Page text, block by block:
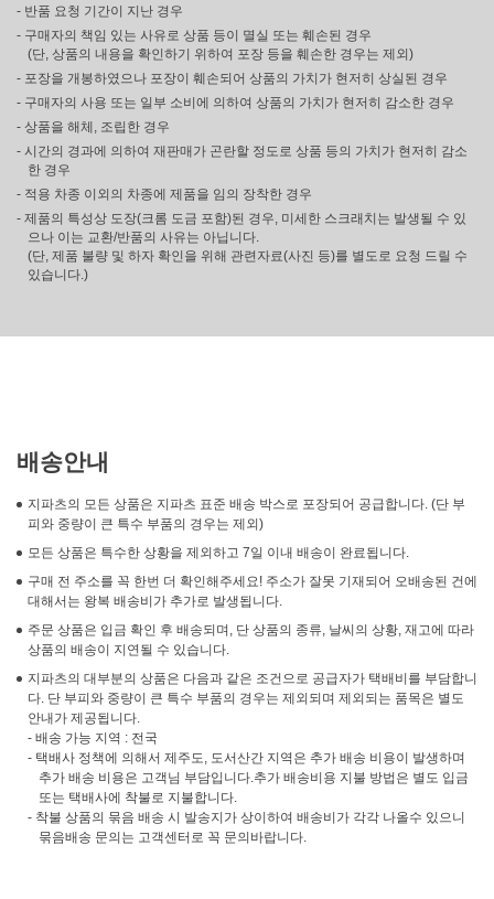
- 반품 요청 기간이 지난 경우
- 구매자의 책임 있는 사유로 상품 등이 멸실 또는 훼손된 경우
(단, 상품의 내용을 확인하기 위하여 포장 등을 훼손한 경우는 제외)
- 포장을 개봉하였으나 포장이 훼손되어 상품의 가치가 현저히 상실된 경우
- 구매자의 사용 또는 일부 소비에 의하여 상품의 가치가 현저히 감소한 경우
- 상품을 해체, 조립한 경우
- 시간의 경과에 의하여 재판매가 곤란할 정도로 상품 등의 가치가 현저히 감소
한 경우
- 적용 차종 이외의 차종에 제품을 임의 장착한 경우
- 제품의 특성상 도장(크롬 도금 포함)된 경우, 미세한 스크래치는 발생될 수 있
으나 이는 교환/반품의 사유는 아닙니다.
(단, 제품 불량 및 하자 확인을 위해 관련자료(사진 등)를 별도로 요청 드릴 수
있습니다.)
배송안내
지파츠의 모든 상품은 지파츠 표준 배송 박스로 포장되어 공급합니다. (단 부
피와 중량이 큰 특수 부품의 경우는 제외)
모든 상품은 특수한 상황을 제외하고 7일 이내 배송이 완료됩니다.
구매 전 주소를 꼭 한번 더 확인해주세요! 주소가 잘못 기재되어 오배송된 건에
대해서는 왕복 배송비가 추가로 발생됩니다.
주문 상품은 입금 확인 후 배송되며, 단 상품의 종류, 날씨의 상황, 재고에 따라
상품의 배송이 지연될 수 있습니다.
지파츠의 대부분의 상품은 다음과 같은 조건으로 공급자가 택배비를 부담합니
다. 단 부피와 중량이 큰 특수 부품의 경우는 제외되며 제외되는 품목은 별도
안내가 제공됩니다.
- 배송 가능 지역 : 전국
- 택배사 정책에 의해서 제주도, 도서산간 지역은 추가 배송 비용이 발생하며
추가 배송 비용은 고객님 부담입니다.추가 배송비용 지불 방법은 별도 입금
또는 택배사에 착불로 지불합니다.
- 착불 상품의 묶음 배송 시 발송지가 상이하여 배송비가 각각 나올수 있으니
묶음배송 문의는 고객센터로 꼭 문의바랍니다.